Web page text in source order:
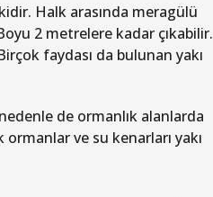
Halk arasında meragülü
2 metrelere kadar çıkabilir.
faydası da bulunan yakı
de ormanlık alanlarda
ve su kenarları yakı